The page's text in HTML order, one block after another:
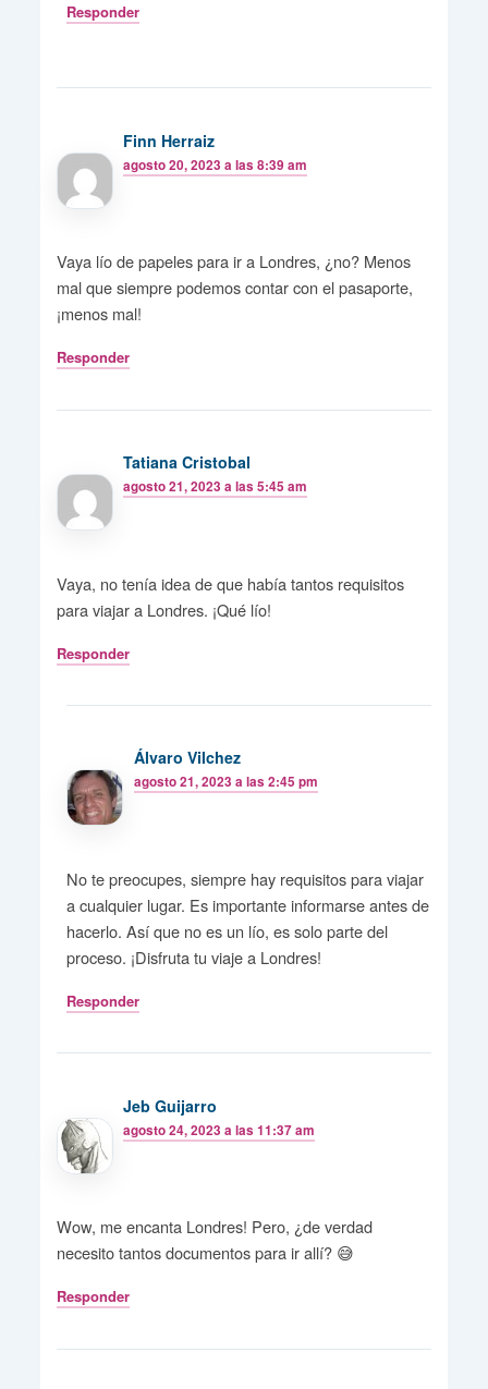
Responder
Finn Herraiz
agosto 20, 2023 a las 8:39 am
Vaya lío de papeles para ir a Londres, ¿no? Menos
mal que siempre podemos contar con el pasaporte,
¡menos mal!
Responder
Tatiana Cristobal
agosto 21, 2023 a las 5:45 am
Vaya, no tenía idea de que había tantos requisitos
para viajar a Londres. ¡Qué lío!
Responder
Álvaro Vilchez
agosto 21, 2023 a las 2:45 pm
No te preocupes, siempre hay requisitos para viajar
a cualquier lugar. Es importante informarse antes de
hacerlo. Así que no es un lío, es solo parte del
proceso. ¡Disfruta tu viaje a Londres!
Responder
Jeb Guijarro
agosto 24, 2023 a las 11:37 am
Wow, me encanta Londres! Pero, ¿de verdad
necesito tantos documentos para ir allí? 😅
Responder